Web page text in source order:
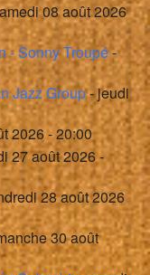
08 août 2026
- Sonny Troupé-
Jazz Group- jeudi
2026 - 20:00
27 août 2026 -
28 août 2026
30 août